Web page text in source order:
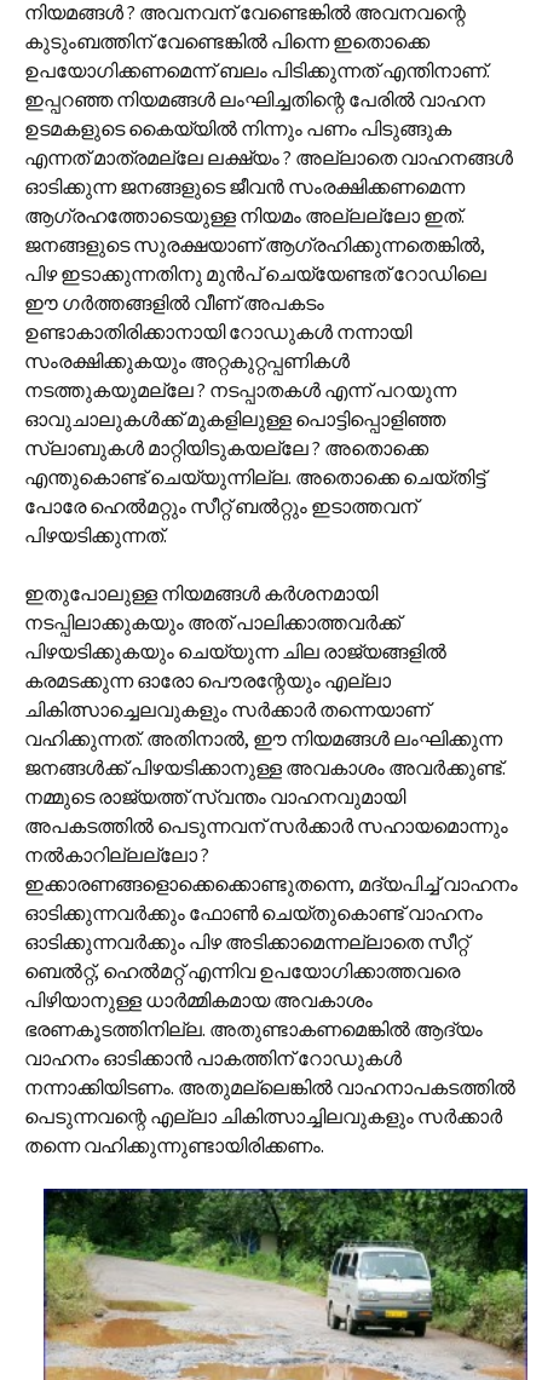
നിയമങ്ങൾ ? അവനവന് വേണ്ടെങ്കിൽ അവനവന്റെ
കുടുംബത്തിന് വേണ്ടെങ്കിൽ പിന്നെ ഇതൊക്കെ
ഉപയോഗിക്കണമെന്ന് ബലം പിടിക്കുന്നത് എന്തിനാണ്.
ഇപ്പറഞ്ഞ നിയമങ്ങൾ ലംഘിച്ചതിന്റെ പേരിൽ വാഹന
ഉടമകളുടെ കൈയ്യിൽ നിന്നും പണം പിടുങ്ങുക
എന്നത് മാത്രമല്ലേ ലക്ഷ്യം ? അല്ലാതെ വാഹനങ്ങൾ
ഓടിക്കുന്ന ജനങ്ങളുടെ ജീവൻ സംരക്ഷിക്കണമെന്ന
ആഗ്രഹത്തോടെയുള്ള നിയമം അല്ലല്ലോ ഇത്.
ജനങ്ങളുടെ സുരക്ഷയാണ് ആഗ്രഹിക്കുന്നതെങ്കിൽ,
പിഴ ഇടാക്കുന്നതിനു മുൻപ് ചെയ്യേണ്ടത് റോഡിലെ
ഈ ഗർത്തങ്ങളിൽ വീണ് അപകടം
ഉണ്ടാകാതിരിക്കാനായി റോഡുകൾ നന്നായി
സംരക്ഷിക്കുകയും അറ്റകുറ്റപ്പണികൾ
നടത്തുകയുമല്ലേ ? നടപ്പാതകൾ എന്ന് പറയുന്ന
ഓവുചാലുകൾക്ക് മുകളിലുള്ള പൊട്ടിപ്പൊളിഞ്ഞ
സ്ലാബുകൾ മാറ്റിയിടുകയല്ലേ ? അതൊക്കെ
എന്തുകൊണ്ട് ചെയ്യുന്നില്ല. അതൊക്കെ ചെയ്തിട്ട്
പോരേ ഹെൽമറ്റും സീറ്റ് ബൽറ്റും ഇടാത്തവന്
പിഴയടിക്കുന്നത്.
ഇതുപോലുള്ള നിയമങ്ങൾ കർശനമായി
നടപ്പിലാക്കുകയും അത് പാലിക്കാത്തവർക്ക്
പിഴയടിക്കുകയും ചെയ്യുന്ന ചില രാജ്യങ്ങളിൽ
കരമടക്കുന്ന ഓരോ പൌരന്റേയും എല്ലാ
ചികിത്സാച്ചെലവുകളും സർക്കാർ തന്നെയാണ്
വഹിക്കുന്നത്. അതിനാൽ, ഈ നിയമങ്ങൾ ലംഘിക്കുന്ന
ജനങ്ങൾക്ക് പിഴയടിക്കാനുള്ള അവകാശം അവർക്കുണ്ട്.
നമ്മുടെ രാജ്യത്ത് സ്വന്തം വാഹനവുമായി
അപകടത്തിൽ പെടുന്നവന് സർക്കാർ സഹായമൊന്നും
നൽകാറില്ലല്ലോ ?
ഇക്കാരണങ്ങളൊക്കെക്കൊണ്ടുതന്നെ, മദ്യപിച്ച് വാഹനം
ഓടിക്കുന്നവർക്കും ഫോൺ ചെയ്തുകൊണ്ട് വാഹനം
ഓടിക്കുന്നവർക്കും പിഴ അടിക്കാമെന്നല്ലാതെ സീറ്റ്
ബെൽറ്റ്, ഹെൽമറ്റ് എന്നിവ ഉപയോഗിക്കാത്തവരെ
പിഴിയാനുള്ള ധാർമ്മികമായ അവകാശം
ഭരണകൂടത്തിനില്ല. അതുണ്ടാകണമെങ്കിൽ ആദ്യം
വാഹനം ഓടിക്കാൻ പാകത്തിന് റോഡുകൾ
നന്നാക്കിയിടണം. അതുമല്ലെങ്കിൽ വാഹനാപകടത്തിൽ
പെടുന്നവന്റെ എല്ലാ ചികിത്സാച്ചിലവുകളും സർക്കാർ
തന്നെ വഹിക്കുന്നുണ്ടായിരിക്കണം.